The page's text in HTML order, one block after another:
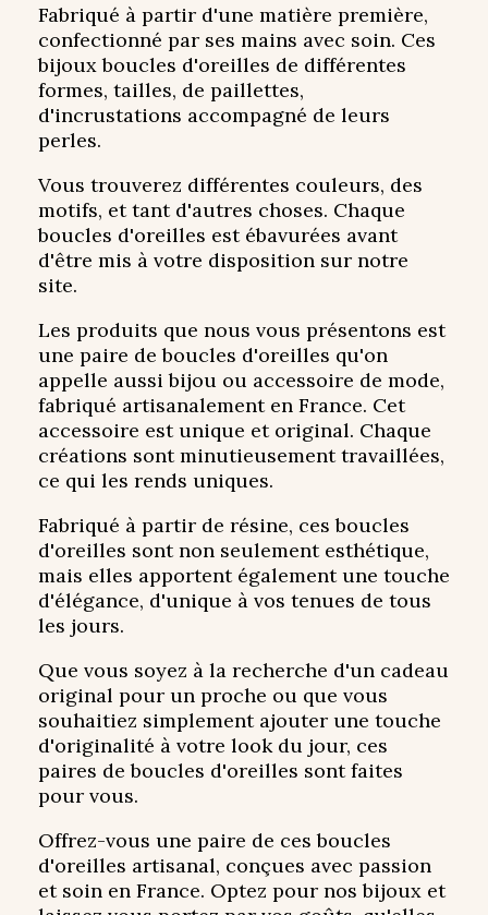
Fabriqué à partir d'une matière première,
confectionné par ses mains avec soin. Ces
bijoux boucles d'oreilles de différentes
formes, tailles, de paillettes,
d'incrustations accompagné de leurs
perles.
Vous trouverez différentes couleurs, des
motifs, et tant d'autres choses. Chaque
boucles d'oreilles est ébavurées avant
d'être mis à votre disposition sur notre
site.
Les produits que nous vous présentons est
une paire de boucles d'oreilles qu'on
appelle aussi bijou ou accessoire de mode,
fabriqué artisanalement en France. Cet
accessoire est unique et original. Chaque
créations sont minutieusement travaillées,
ce qui les rends uniques.
Fabriqué à partir de résine, ces boucles
d'oreilles sont non seulement esthétique,
mais elles apportent également une touche
d'élégance, d'unique à vos tenues de tous
les jours.
Que vous soyez à la recherche d'un cadeau
original pour un proche ou que vous
souhaitiez simplement ajouter une touche
d'originalité à votre look du jour, ces
paires de boucles d'oreilles sont faites
pour vous.
Offrez-vous une paire de ces boucles
d'oreilles artisanal, conçues avec passion
et soin en France. Optez pour nos bijoux et